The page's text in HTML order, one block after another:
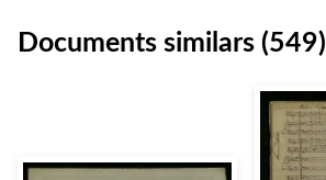
Documents similars (549)